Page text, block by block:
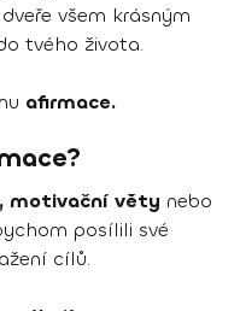
všem krásným
tvého života.
afirmace.
motivační věty nebo
posílili své
cílů.